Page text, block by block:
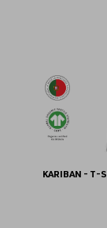
KARIBAN - T-